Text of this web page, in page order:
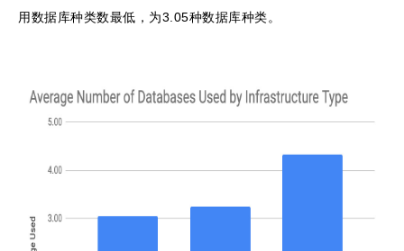
用数据库种类数最低，为3.05种数据库种类。